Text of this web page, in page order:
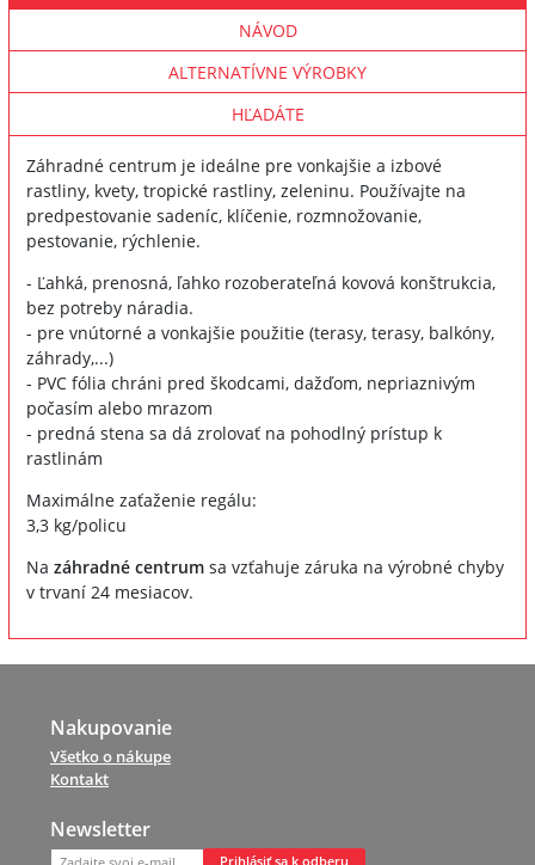
NÁVOD
ALTERNATÍVNE VÝROBKY
HĽADÁTE
Záhradné centrum je ideálne pre vonkajšie a izbové
rastliny, kvety, tropické rastliny, zeleninu. Používajte na
predpestovanie sadeníc, klíčenie, rozmnožovanie,
pestovanie, rýchlenie.
- Ľahká, prenosná, ľahko rozoberateľná kovová konštrukcia,
bez potreby náradia.
- pre vnútorné a vonkajšie použitie (terasy, terasy, balkóny,
záhrady,...)
- PVC fólia chráni pred škodcami, dažďom, nepriaznivým
počasím alebo mrazom
- predná stena sa dá zrolovať na pohodlný prístup k
rastlinám
Maximálne zaťaženie regálu:
3,3 kg/policu
Na záhradné centrum sa vzťahuje záruka na výrobné chyby
v trvaní 24 mesiacov.
Nakupovanie
Všetko o nákupe
Kontakt
Newsletter